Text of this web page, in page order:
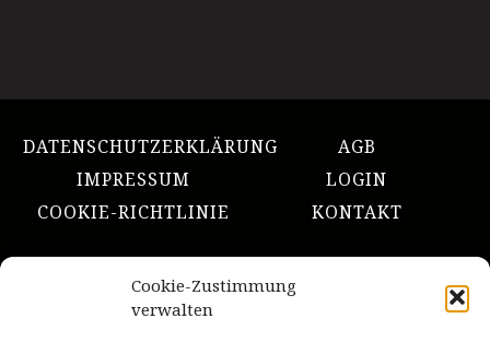
Cookie-Zustimmung
verwalten
DATENSCHUTZERKLÄRUNG
AGB
IMPRESSUM
LOGIN
COOKIE-RICHTLINIE
KONTAKT
NACH OBEN